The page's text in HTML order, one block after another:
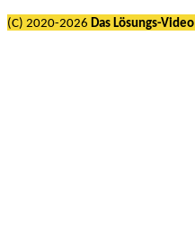
(C) 2020-2026 Das Lösungs-Video